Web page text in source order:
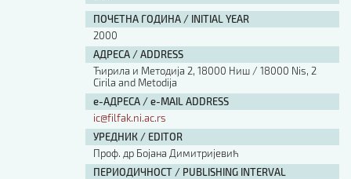
ПОЧЕТНА ГОДИНА / INITIAL YEAR
2000
АДРЕСА / ADDRESS
Ћирила и Методија 2, 18000 Ниш / 18000 Nis, 2
Cirila and Metodija
е-АДРЕСА / e-MAIL ADDRESS
ic@filfak.ni.ac.rs
УРЕДНИК / EDITOR
Проф. др Бојана Димитријевић
ПЕРИОДИЧНОСТ / PUBLISHING INTERVAL